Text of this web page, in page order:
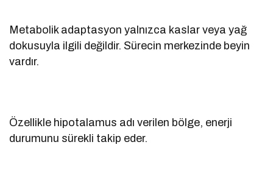
Metabolik adaptasyon yalnızca kaslar veya yağ
dokusuyla ilgili değildir. Sürecin merkezinde beyin
vardır.
Özellikle hipotalamus adı verilen bölge, enerji
durumunu sürekli takip eder.